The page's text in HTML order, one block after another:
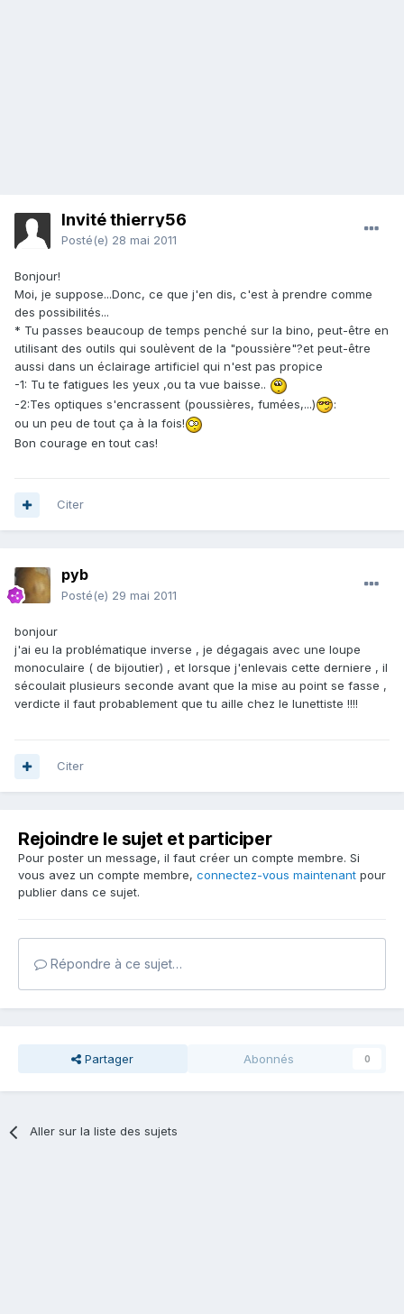
Invité thierry56
Posté(e) 28 mai 2011
Bonjour!
Moi, je suppose...Donc, ce que j'en dis, c'est à prendre comme
des possibilités...
* Tu passes beaucoup de temps penché sur la bino, peut-être en
utilisant des outils qui soulèvent de la "poussière"?et peut-être
aussi dans un éclairage artificiel qui n'est pas propice
-1: Tu te fatigues les yeux ,ou ta vue baisse..
-2:Tes optiques s'encrassent (poussières, fumées,...)
:
ou un peu de tout ça à la fois!
Bon courage en tout cas!
Citer
pyb
Posté(e) 29 mai 2011
bonjour
j'ai eu la problématique inverse , je dégagais avec une loupe
monoculaire ( de bijoutier) , et lorsque j'enlevais cette derniere , il
sécoulait plusieurs seconde avant que la mise au point se fasse ,
verdicte il faut probablement que tu aille chez le lunettiste !!!!
Citer
Rejoindre le sujet et participer
Pour poster un message, il faut créer un compte membre. Si
vous avez un compte membre, connectez-vous maintenant pour
publier dans ce sujet.
Répondre à ce sujet…
Partager Abonnés 0
Aller sur la liste des sujets